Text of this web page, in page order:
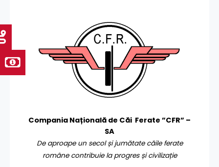
Compania Națională de Căi Ferate ”CFR” –
SA
De aproape un secol și jumătate căile ferate
române contribuie la progres și civilizație